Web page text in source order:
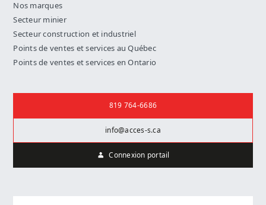
Nos marques
Secteur minier
Secteur construction et industriel
Points de ventes et services au Québec
Points de ventes et services en Ontario
819 764-6686
info@acces-s.ca
Connexion portail